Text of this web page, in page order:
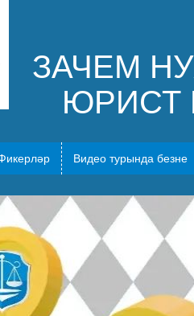
Видео турында безне
ЗАЧЕМ
ЮРИСТ